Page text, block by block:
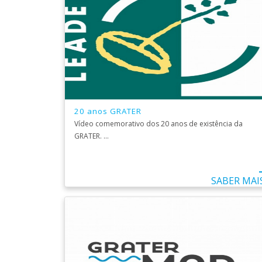
20 anos GRATER
Vídeo comemorativo dos 20 anos de existência da
GRATER. ...
SABER